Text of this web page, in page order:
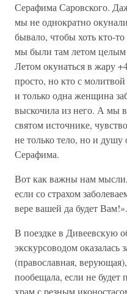
Серафима Саровского.
мы не однократно
бывало, чтобы хоть кто-то
мы были там летом целым
Летом окунаться в жару
просто, но кто с
и только одна женщина
выскочила из него. А мы
святом источнике,
не только тело, но и
Серафима.
Вот как важны нам
если со страхом
вере вашей да будет Вам!».
В поездке в Дивеевскую
экскурсоводом
(православная,
пообещала, если не будет
храм с резным